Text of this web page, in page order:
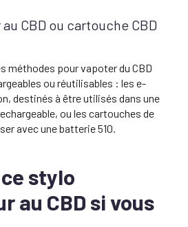
CBD ou cartouche CBD
méthodes pour vapoter du CBD
ou réutilisables : les e-
destinés à être utilisés dans une
ou les cartouches de
avec une batterie 510.
stylo
au CBD si vous